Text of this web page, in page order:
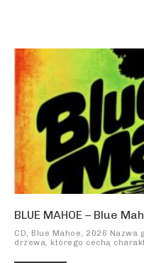
BLUE MAHOE – Blue
CD, Blue Mahoe, 2026 Nazwa grupy nawiązuje do jamajskiego
drzewa, którego cechą